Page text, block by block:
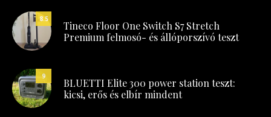
8.5
Tineco Floor One Switch S7 Stretch
Premium felmosó- és állóporszívó teszt
9
BLUETTI Elite 300 power station teszt:
kicsi, erős és elbír mindent